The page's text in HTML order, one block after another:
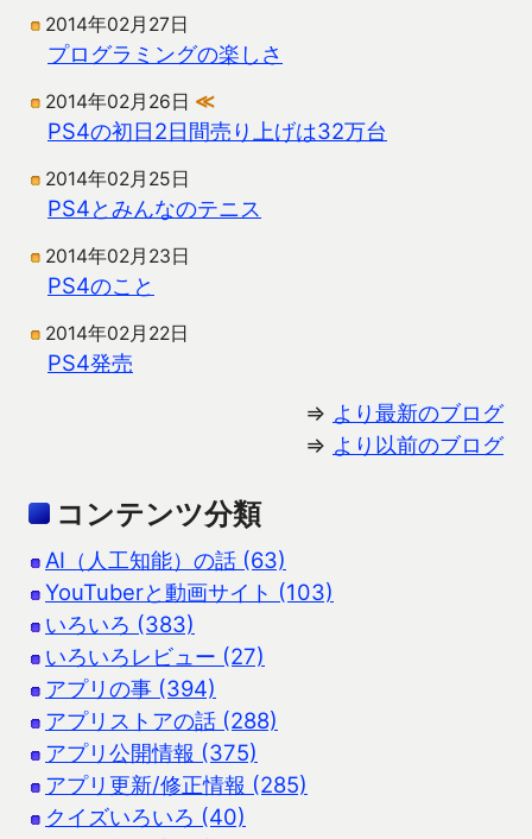
2014年02月27日
プログラミングの楽しさ
2014年02月26日 ≪
PS4の初日2日間売り上げは32万台
2014年02月25日
PS4とみんなのテニス
2014年02月23日
PS4のこと
2014年02月22日
PS4発売
⇒ より最新のブログ
⇒ より以前のブログ
コンテンツ分類
AI（人工知能）の話 (63)
YouTuberと動画サイト (103)
いろいろ (383)
いろいろレビュー (27)
アプリの事 (394)
アプリストアの話 (288)
アプリ公開情報 (375)
アプリ更新/修正情報 (285)
クイズいろいろ (40)